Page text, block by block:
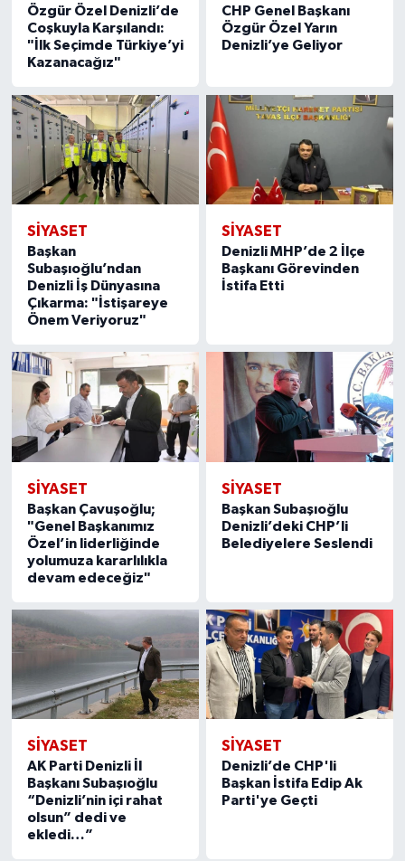
Özgür Özel Denizli’de
Coşkuyla Karşılandı:
"İlk Seçimde Türkiye’yi
Kazanacağız"
CHP Genel Başkanı
Özgür Özel Yarın
Denizli’ye Geliyor
SİYASET
Başkan
Subaşıoğlu’ndan
Denizli İş Dünyasına
Çıkarma: "İstişareye
Önem Veriyoruz"
SİYASET
Denizli MHP’de 2 İlçe
Başkanı Görevinden
İstifa Etti
SİYASET
Başkan Çavuşoğlu;
"Genel Başkanımız
Özel’in liderliğinde
yolumuza kararlılıkla
devam edeceğiz"
SİYASET
Başkan Subaşıoğlu
Denizli’deki CHP’li
Belediyelere Seslendi
SİYASET
AK Parti Denizli İl
Başkanı Subaşıoğlu
“Denizli’nin içi rahat
olsun” dedi ve
ekledi…”
SİYASET
Denizli’de CHP'li
Başkan İstifa Edip Ak
Parti'ye Geçti